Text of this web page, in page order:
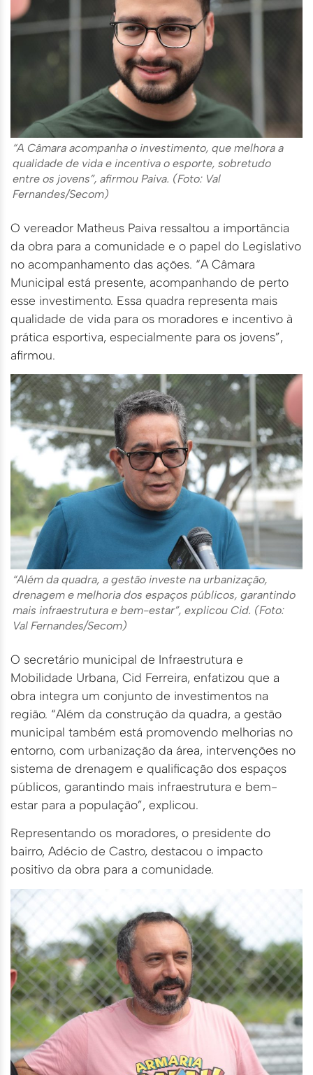
“A Câmara acompanha o investimento, que melhora a
qualidade de vida e incentiva o esporte, sobretudo
entre os jovens”, afirmou Paiva. (Foto: Val
Fernandes/Secom)
O vereador Matheus Paiva ressaltou a importância
da obra para a comunidade e o papel do Legislativo
no acompanhamento das ações. “A Câmara
Municipal está presente, acompanhando de perto
esse investimento. Essa quadra representa mais
qualidade de vida para os moradores e incentivo à
prática esportiva, especialmente para os jovens”,
afirmou.
“Além da quadra, a gestão investe na urbanização,
drenagem e melhoria dos espaços públicos, garantindo
mais infraestrutura e bem-estar”, explicou Cid. (Foto:
Val Fernandes/Secom)
O secretário municipal de Infraestrutura e
Mobilidade Urbana, Cid Ferreira, enfatizou que a
obra integra um conjunto de investimentos na
região. “Além da construção da quadra, a gestão
municipal também está promovendo melhorias no
entorno, com urbanização da área, intervenções no
sistema de drenagem e qualificação dos espaços
públicos, garantindo mais infraestrutura e bem-
estar para a população”, explicou.
Representando os moradores, o presidente do
bairro, Adécio de Castro, destacou o impacto
positivo da obra para a comunidade.